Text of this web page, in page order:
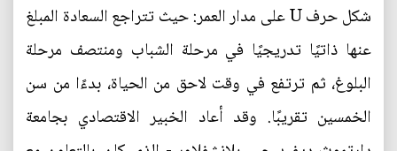
شكل حرف U على مدار العمر: حيث تتراجع السعادة المبلغ
عنها ذاتيًا تدريجيًا في مرحلة الشباب ومنتصف مرحلة
البلوغ، ثم ترتفع في وقت لاحق من الحياة، بدءًا من سن
الخمسين تقريبًا. وقد أعاد الخبير الاقتصادي بجامعة